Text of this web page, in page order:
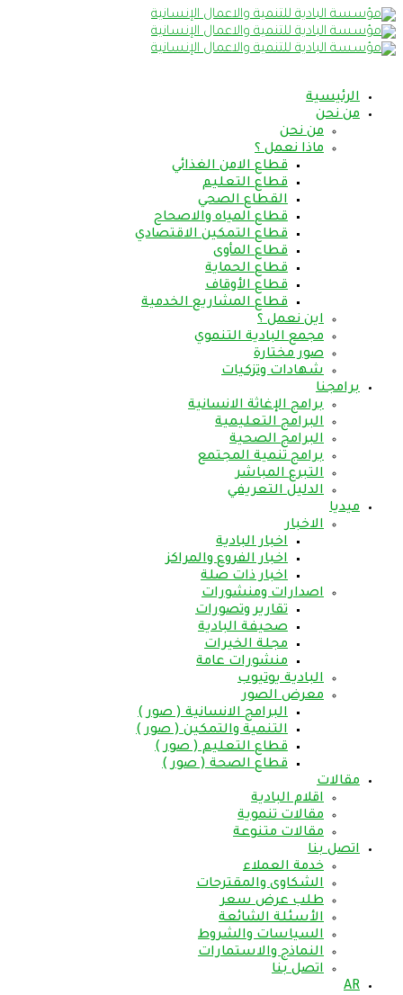
الرئيسية
من نحن
من نحن
ماذا نعمل ؟
قطاع الامن الغذائي
قطاع التعليم
القطاع الصحي
قطاع المياه والاصحاح
قطاع التمكين الاقتصادي
قطاع المأوى
قطاع الحماية
قطاع الأوقاف
قطاع المشاريع الخدمية
اين نعمل ؟
مجمع البادية التنموي
صور مختارة
شهادات وتزكيات
برامجنا
برامج الإغاثة الانسانية
البرامج التعليمية
البرامج الصحية
برامج تنمية المجتمع
التبرع المباشر
الدليل التعريفي
ميديا
الاخبار
اخبار البادية
اخبار الفروع والمراكز
اخبار ذات صلة
اصدارات ومنشورات
تقارير وتصورات
صحيفة البادية
مجلة الخيرات
منشورات عامة
البادية يوتيوب
معرض الصور
البرامج الانسانية ( صور )
التنمية والتمكين ( صور )
قطاع التعليم ( صور )
قطاع الصحة ( صور )
مقالات
اقلام البادية
مقالات تنموية
مقالات متنوعة
اتصل بنا
خدمة العملاء
الشكاوى والمقترحات
طلب عرض سعر
الأسئلة الشائعة
السياسات والشروط
النماذج والاستمارات
اتصل بنا
AR